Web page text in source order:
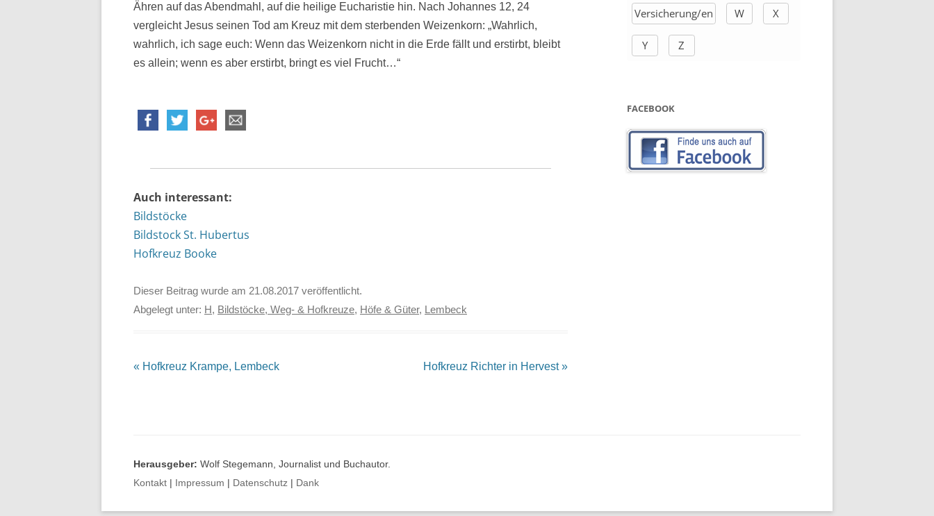
Ähren auf das Abendmahl, auf die heilige Eucharistie hin. Nach Johannes 12, 24
vergleicht Jesus seinen Tod am Kreuz mit dem sterbenden Weizenkorn: „Wahrlich,
wahrlich, ich sage euch: Wenn das Weizenkorn nicht in die Erde fällt und erstirbt, bleibt
es allein; wenn es aber erstirbt, bringt es viel Frucht…“
Auch interessant:
Bildstöcke
Bildstock St. Hubertus
Hofkreuz Booke
Dieser Beitrag wurde am 21.08.2017 veröffentlicht.
Abgelegt unter: H, Bildstöcke, Weg- & Hofkreuze, Höfe & Güter, Lembeck
Beitrags-
« Hofkreuz Krampe, Lembeck Hofkreuz Richter in Hervest»
Versicherung/en W X
Y Z
FACEBOOK
Herausgeber: Wolf Stegemann, Journalist und Buchautor.
Kontakt
Impressum Datenschutz Dank